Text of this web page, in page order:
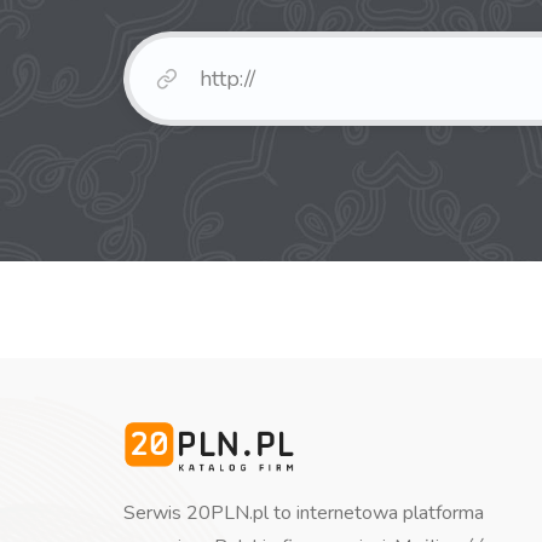
Serwis 20PLN.pl to internetowa platforma